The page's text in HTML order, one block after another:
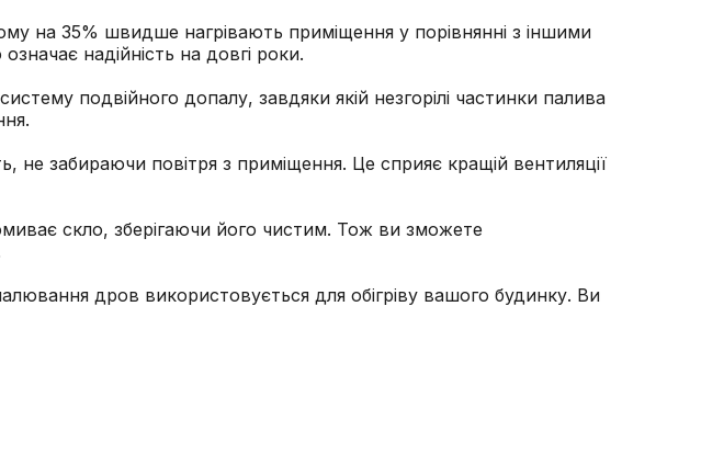
на 35% швидше нагрівають приміщення у порівнянні з іншими
надійність на довгі роки.
подвійного допалу, завдяки якій незгорілі частинки палива
не забираючи повітря з приміщення. Це сприяє кращій вентиляції
скло, зберігаючи його чистим. Тож ви зможете
дров використовується для обігріву вашого будинку. Ви